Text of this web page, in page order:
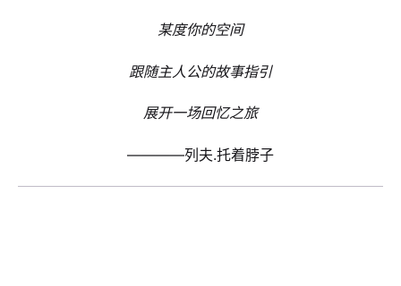
某度你的空间
跟随主人公的故事指引
展开一场回忆之旅
————列夫.托着脖子